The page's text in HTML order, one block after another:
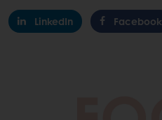
LinkedIn Facebook